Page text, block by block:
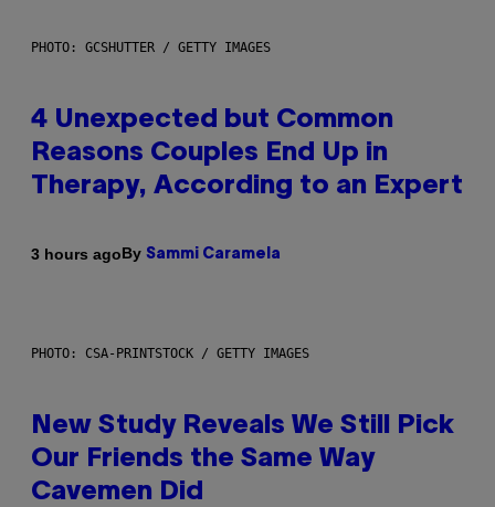
PHOTO: GCSHUTTER / GETTY IMAGES
4 Unexpected but Common
Reasons Couples End Up in
Therapy, According to an Expert
3 hours agoBy Sammi Caramela
PHOTO: CSA-PRINTSTOCK / GETTY IMAGES
New Study Reveals We Still Pick
Our Friends the Same Way
Cavemen Did